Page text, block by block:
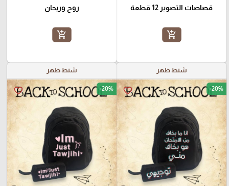
قصاصات التصوير 12 قطعة
add_shopping_cart
روح وريحان
add_shopping_cart
شنط ظهر
favorite_border -20%
شنط ظهر
favorite_border -20%